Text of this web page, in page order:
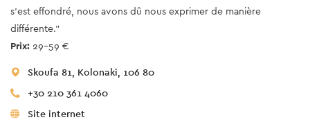
s'est effondré, nous avons dû nous exprimer de manière
différente."
Prix: 29-59 €
Skoufa 81, Kolonaki, 106 80
+30 210 361 4060
Site internet